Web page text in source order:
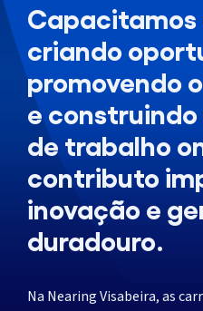
Capacitamos
criando
promovendo
e
de trabalho
contributo
inovação e
duradouro.
Na Nearing Visabeira, as